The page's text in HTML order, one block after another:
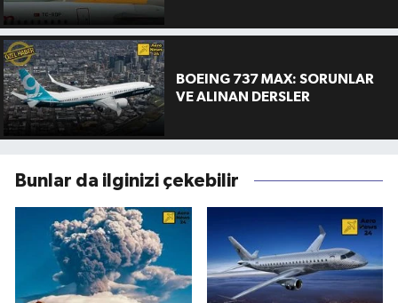
BOEING 737 MAX: SORUNLAR
VE ALINAN DERSLER
Bunlar da ilginizi çekebilir